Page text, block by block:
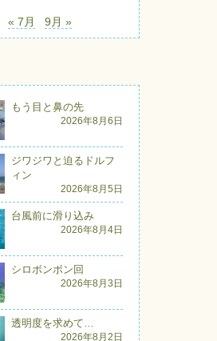
« 7月
9月 »
もう目と鼻の先
2026年8月6日
ジワジワと迫るドルフ
ィン
2026年8月5日
台風前に滑り込み
2026年8月4日
シロボンボン回
2026年8月3日
透明度を求めて…
2026年8月2日